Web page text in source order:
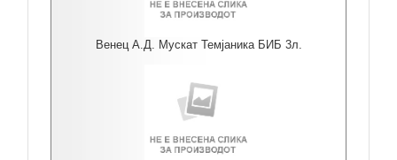
Венец А.Д. Мускат Темјаника БИБ 3л.